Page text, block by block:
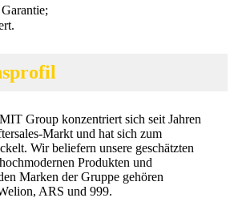
Group konzentriert sich seit Jahren
Markt und hat sich zum
Wir beliefern unsere geschätzten
Produkten und
Marken der Gruppe gehören
ARS und 999.